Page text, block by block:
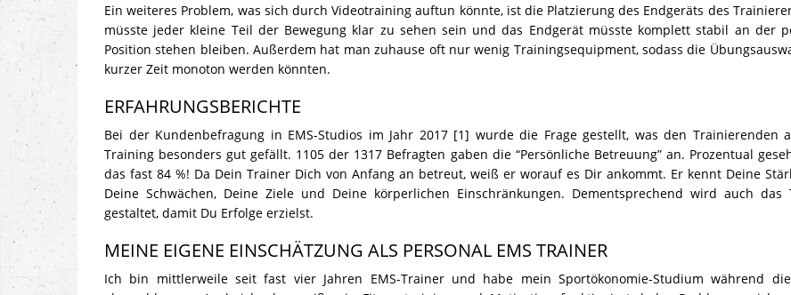
Ein weiteres Problem, was sich durch Videotraining auftun könnte, ist die Platzierung des Endgeräts des
müsste jeder kleine Teil der Bewegung klar zu sehen sein und das Endgerät müsste komplett stabil an der
Position stehen bleiben. Außerdem hat man zuhause oft nur wenig Trainingsequipment, sodass die
kurzer Zeit monoton werden könnten.
ERFAHRUNGSBERICHTE
Bei der Kundenbefragung in EMS-Studios im Jahr 2017 [1] wurde die Frage gestellt, was den Trainierenden
Training besonders gut gefällt. 1105 der 1317 Befragten gaben die “Persönliche Betreuung” an. Prozentual
das fast 84 %! Da Dein Trainer Dich von Anfang an betreut, weiß er worauf es Dir ankommt. Er kennt Deine
Deine Schwächen, Deine Ziele und Deine körperlichen Einschränkungen. Dementsprechend wird auch das
gestaltet, damit Du Erfolge erzielst.
MEINE EIGENE EINSCHÄTZUNG ALS PERSONAL EMS TRAINER
Ich bin mittlerweile seit fast vier Jahren EMS-Trainer und habe mein Sportökonomie-Studium während